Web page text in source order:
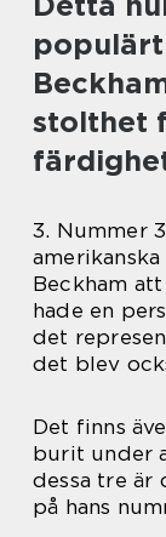
stolthet
3. Nummer
Beckham
hade en
det
det blev
Det finns
burit under
dessa tre är
på hans